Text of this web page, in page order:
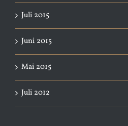
Juli 2015
Juni 2015
Mai 2015
Juli 2012